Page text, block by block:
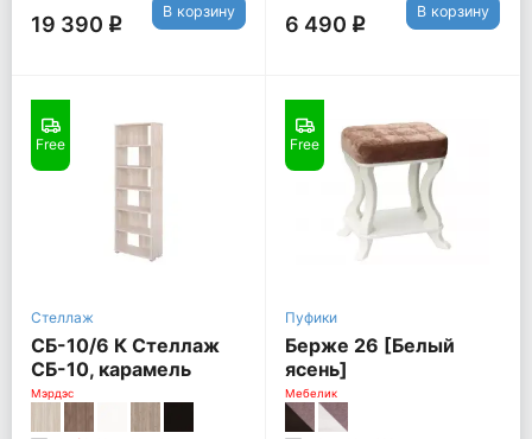
19 390 q
В корзину
6 490 q
В корзину
Free
Стеллаж
СБ-10/6 К Стеллаж
СБ-10, карамель
Мэрдэс
Free
Пуфики
Берже 26 [Белый
ясень]
Мебелик